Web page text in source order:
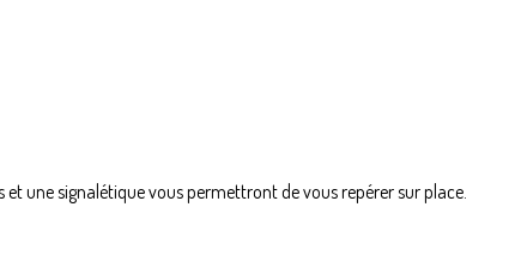
une signalétique vous permettront de vous repérer sur place.